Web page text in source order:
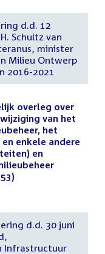
d.d. 12
Schultz van
minister
Milieu Ontwerp
2016-2021
overleg over
van het
het
enkele andere
en
d.d. 30 juni
Infrastructuur